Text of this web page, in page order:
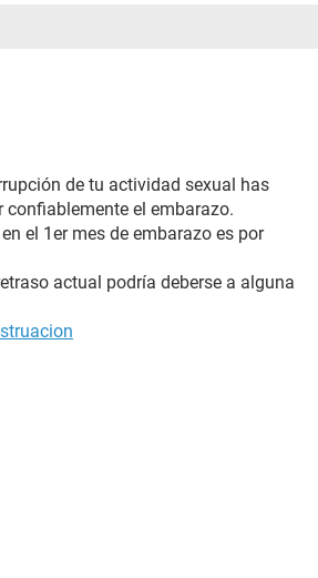
de tu actividad sexual has
el embarazo.
el 1er mes de embarazo es por
actual podría deberse a alguna